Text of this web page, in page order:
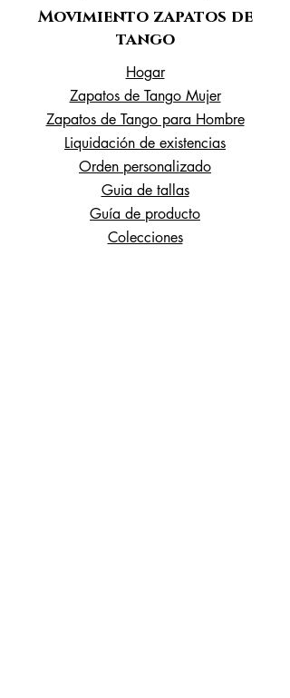
Movımıento zapatos de
tango
Hogar
Zapatos de Tango Mujer
Zapatos de Tango para Hombre
Liquidación de existencias
Orden personalizado
Guia de tallas
Guía de producto
Colecciones